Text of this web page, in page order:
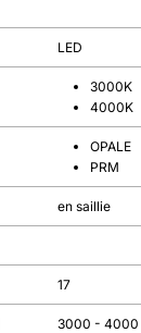
LED
3000K
4000K
OPALE
PRM
en saillie
17
3000 - 4000